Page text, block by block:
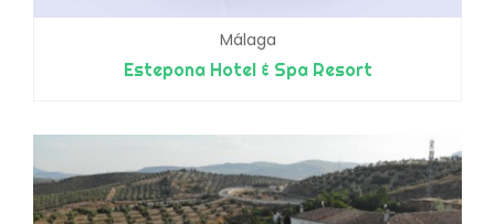
Málaga
Estepona Hotel & Spa Resort